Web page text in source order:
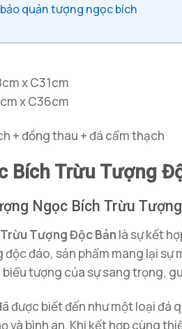
quản tượng ngọc bích
x C31cm
x C36cm
+ đồng thau + đá cẩm thạch
Bích Trừu Tượng
Ngọc Bích Trừu
Tượng Độc Bảnlà sự kết
đáo, sản phẩm mang lại sự
biểu tượng của sự sang trọng,
được biết đến như một loại
và bình an. Khi kết hợp cùng